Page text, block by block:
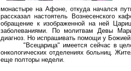
монастыре на Афоне, откуда начался
рассказал настоятель Вознесенского
обращение к изображенной на ней
заболеваниями. По молитвам Девы
диагноз. Но испрашивать помощи у
"Всецарица" имеется сейчас в
онкологических отделениях больниц.
еще полторы недели.